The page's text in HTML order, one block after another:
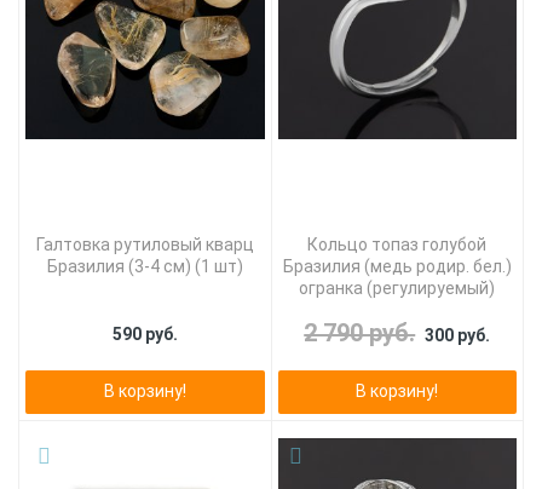
Галтовка рутиловый кварц
Бразилия (3-4 см) (1 шт)
590 руб.
В корзину!
Кольцо топаз голубой
Бразилия (медь родир. бел.)
огранка (регулируемый)
2 790 руб. 300 руб.
В корзину!